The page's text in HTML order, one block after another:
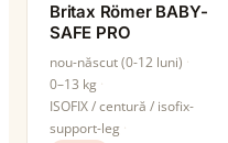
Britax Römer BABY-
SAFE PRO
nou-născut (0-12 luni)
0–13 kg
ISOFIX / centură / isofix-
support-leg